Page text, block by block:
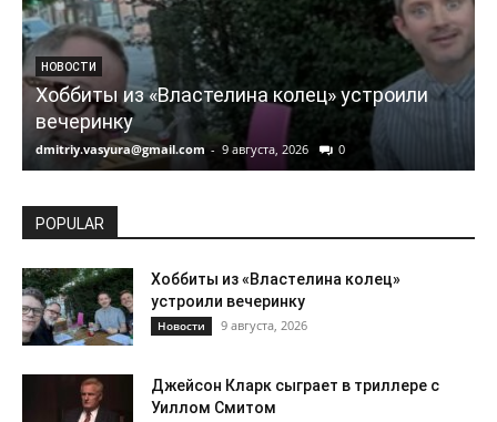
НОВОСТИ
Хоббиты из «Властелина колец» устроили
вечеринку
dmitriy.vasyura@gmail.com - 9 августа, 2026 0
POPULAR
Хоббиты из «Властелина колец»
устроили вечеринку
Новости 9 августа, 2026
Джейсон Кларк сыграет в триллере с
Уиллом Смитом